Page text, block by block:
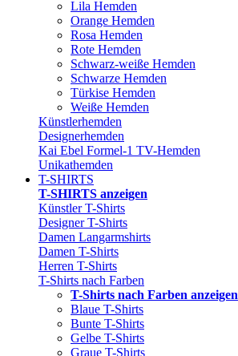
Lila Hemden
Orange Hemden
Rosa Hemden
Rote Hemden
Schwarz-weiße Hemden
Schwarze Hemden
Türkise Hemden
Weiße Hemden
Künstlerhemden
Designerhemden
Kai Ebel Formel-1 TV-Hemden
Unikathemden
T-SHIRTS
T-SHIRTS anzeigen
Künstler T-Shirts
Designer T-Shirts
Damen Langarmshirts
Damen T-Shirts
Herren T-Shirts
T-Shirts nach Farben
T-Shirts nach Farben anzeigen
Blaue T-Shirts
Bunte T-Shirts
Gelbe T-Shirts
Graue T-Shirts